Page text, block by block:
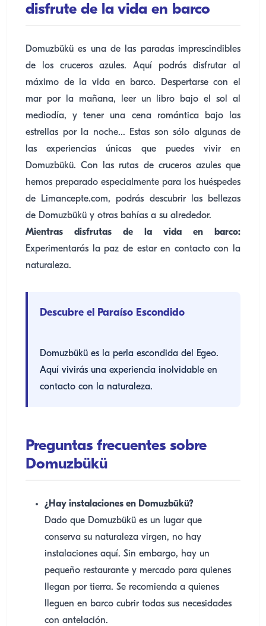
disfrute de la vida en barco
Domuzbükü es una de las paradas imprescindibles
de los cruceros azules. Aquí podrás disfrutar al
máximo de la vida en barco. Despertarse con el
mar por la mañana, leer un libro bajo el sol al
mediodía, y tener una cena romántica bajo las
estrellas por la noche... Estas son sólo algunas de
las experiencias únicas que puedes vivir en
Domuzbükü. Con las rutas de cruceros azules que
hemos preparado especialmente para los huéspedes
de Limancepte.com, podrás descubrir las bellezas
de Domuzbükü y otras bahías a su alrededor.
Mientras disfrutas de la vida en barco:
Experimentarás la paz de estar en contacto con la
naturaleza.
Descubre el Paraíso Escondido
Domuzbükü es la perla escondida del Egeo.
Aquí vivirás una experiencia inolvidable en
contacto con la naturaleza.
Preguntas frecuentes sobre
Domuzbükü
¿Hay instalaciones en Domuzbükü?
Dado que Domuzbükü es un lugar que
conserva su naturaleza virgen, no hay
instalaciones aquí. Sin embargo, hay un
pequeño restaurante y mercado para quienes
llegan por tierra. Se recomienda a quienes
lleguen en barco cubrir todas sus necesidades
con antelación.